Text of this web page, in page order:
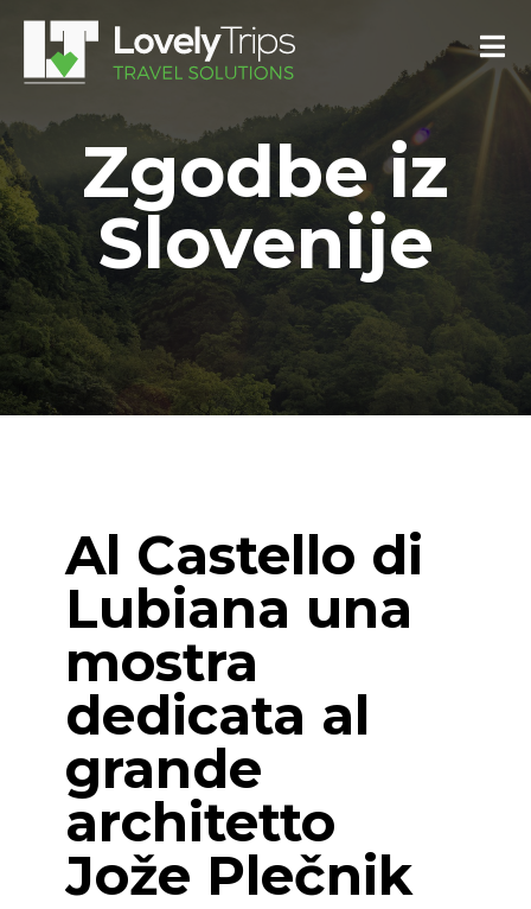
Zgodbe iz
Slovenije
Al Castello di
Lubiana una
mostra
dedicata al
grande
architetto
Jože Plečnik